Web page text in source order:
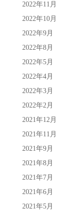
2022年11月
2022年10月
2022年9月
2022年8月
2022年5月
2022年4月
2022年3月
2022年2月
2021年12月
2021年11月
2021年9月
2021年8月
2021年7月
2021年6月
2021年5月